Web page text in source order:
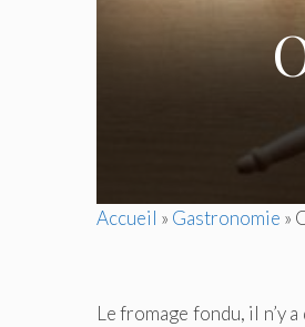
Accueil » Gastronomie »
Le fromage fondu, il n’y